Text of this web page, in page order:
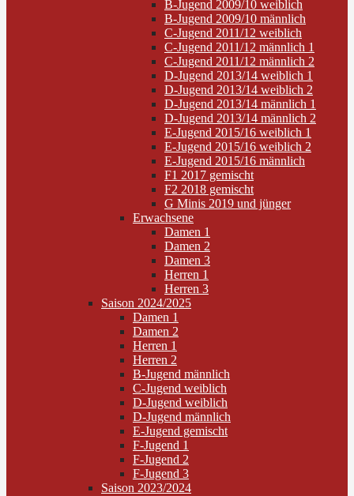
B-Jugend 2009/10 weiblich
B-Jugend 2009/10 männlich
C-Jugend 2011/12 weiblich
C-Jugend 2011/12 männlich 1
C-Jugend 2011/12 männlich 2
D-Jugend 2013/14 weiblich 1
D-Jugend 2013/14 weiblich 2
D-Jugend 2013/14 männlich 1
D-Jugend 2013/14 männlich 2
E-Jugend 2015/16 weiblich 1
E-Jugend 2015/16 weiblich 2
E-Jugend 2015/16 männlich
F1 2017 gemischt
F2 2018 gemischt
G Minis 2019 und jünger
Erwachsene
Damen 1
Damen 2
Damen 3
Herren 1
Herren 3
Saison 2024/2025
Damen 1
Damen 2
Herren 1
Herren 2
B-Jugend männlich
C-Jugend weiblich
D-Jugend weiblich
D-Jugend männlich
E-Jugend gemischt
F-Jugend 1
F-Jugend 2
F-Jugend 3
Saison 2023/2024